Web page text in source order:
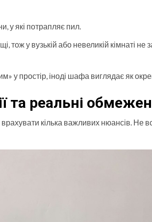
у які потрапляє пил.
тож у вузькій або невеликій кімнаті
у простір, іноді шафа виглядає як
та реальні
кілька важливих нюансів. Не